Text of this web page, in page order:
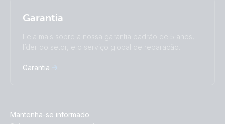
Garantia
Leia mais sobre a nossa garantia padrão de 5 anos,
líder do setor, e o serviço global de reparação.
Garantia
Mantenha-se informado